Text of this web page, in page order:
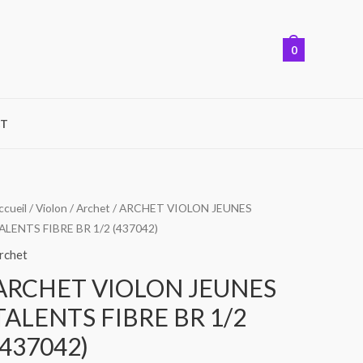
0
/Violon /Archet / ARCHET VIOLON JEUNES
FIBRE BR 1/2 (437042)
VIOLON JEUNES
FIBRE BR 1/2